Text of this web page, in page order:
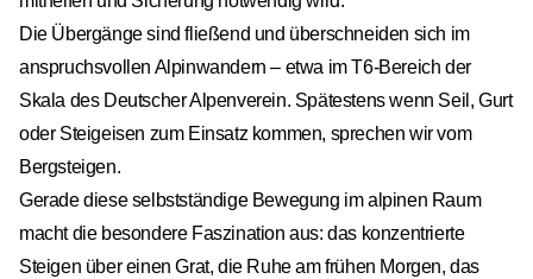
Die Übergänge sind fließend und überschneiden sich im
anspruchsvollen Alpinwandern – etwa im T6-Bereich der
Skala des Deutscher Alpenverein. Spätestens wenn Seil, Gurt
oder Steigeisen zum Einsatz kommen, sprechen wir vom
Bergsteigen.
Gerade diese selbstständige Bewegung im alpinen Raum
macht die besondere Faszination aus: das konzentrierte
Steigen über einen Grat, die Ruhe am frühen Morgen, das